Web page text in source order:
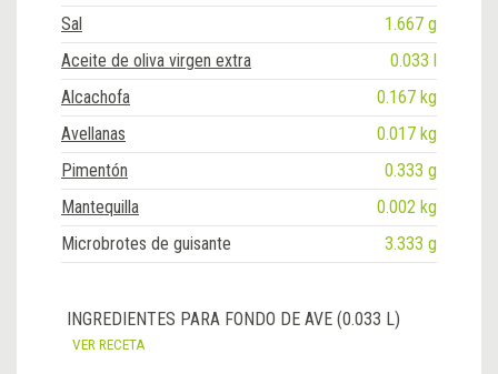
Sal
1.667 g
Aceite de oliva virgen extra
0.033 l
Alcachofa
0.167 kg
Avellanas
0.017 kg
Pimentón
0.333 g
Mantequilla
0.002 kg
Microbrotes de guisante
3.333 g
INGREDIENTES PARA FONDO DE AVE (0.033 L)
VER RECETA